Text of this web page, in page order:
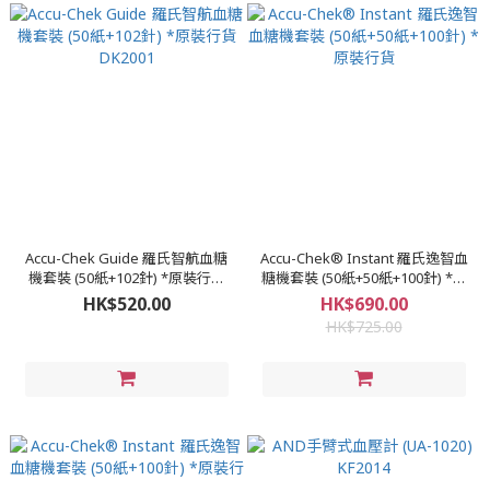
Accu-Chek Guide 羅氏智航血糖
機套裝 (50紙+102針) *原裝行貨
DK2001
HK$520.00
Accu-Chek® Instant 羅氏逸智血
糖機套裝 (50紙+50紙+100針) *原
裝行貨
HK$690.00
HK$725.00